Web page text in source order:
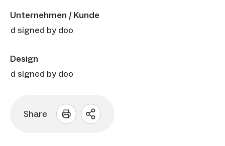
Unternehmen / Kunde
d signed by doo
Design
d signed by doo
Share
Sharing